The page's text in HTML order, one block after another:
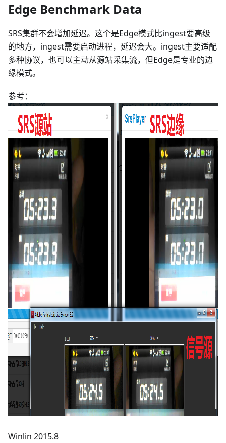
Edge Benchmark Data
SRS集群不会增加延迟。这个是Edge模式比ingest要高级
的地方，ingest需要启动进程，延迟会大。ingest主要适配
多种协议，也可以主动从源站采集流，但Edge是专业的边
缘模式。
参考：
Winlin 2015.8